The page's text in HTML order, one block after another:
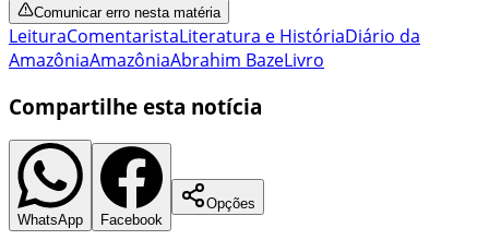
Comunicar erro nesta matéria
LeituraComentaristaLiteratura e HistóriaDiário da
AmazôniaAmazôniaAbrahim BazeLivro
Compartilhe esta notícia
WhatsApp Facebook
Opções